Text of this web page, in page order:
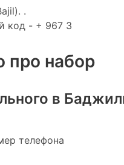
.
код - + 967 3
про набор
в
телефона